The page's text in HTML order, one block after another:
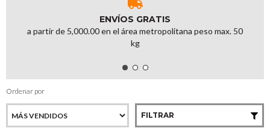
ENVÍOS GRATIS
a partir de 5,000.00 en el área metropolitana peso max. 50
kg
Ordenar por
FILTRAR